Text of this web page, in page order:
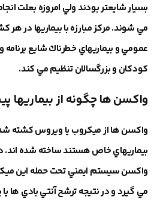
بسيار شايعتر بودند ولي امروزه بعلت
مي شوند. مركز مبارزه با بيماريها در
عمومي و بيماريهاي خطرناك شايع
كودكان و بزرگسالان تنظيم مي كند.
واكسن ها چگونه از بيماريها
واكسن ها از ميكروب يا ويروس كشته
بيماريهاي خاص هستند ساخته شده اند.
واكسن سيستم ايمني تحت حمله اين
مي گيرد و در نتيجه ترشح آنتي بادي ها يا